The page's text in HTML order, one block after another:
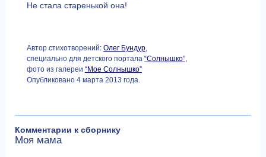
Не стала старенькой она!
Автор стихотворений: Олег Бундур,
специально для детского портала “Солнышко”,
фото из галереи “Мое Солнышко”
Опубликовано 4 марта 2013 года.
Комментарии к сборнику
Моя мама